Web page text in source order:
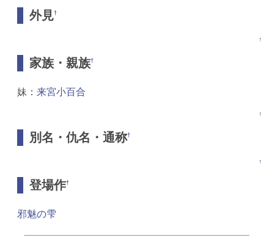
外見†
↑
家族・親族†
妹： 来宮小百合
↑
別名・仇名・通称†
↑
登場作†
邪魅の雫